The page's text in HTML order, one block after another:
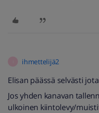
ihmettelijä2
Elisan päässä selvästi
Jos yhden kanavan
ulkoinen kiintolevy/